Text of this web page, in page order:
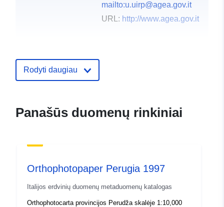
mailto:u.uirp@agea.gov.it
URL: http://www.agea.gov.it
Erdviniai
Koordinatės: [ [ 11.9126505,
43.6167561 ], [ 13.2641725,
43.6167561 ] ]
Rūšis:
Polygon
Rodyti daugiau
Panašūs duomenų rinkiniai
Orthophotopaper Perugia 1997
Italijos erdvinių duomenų metaduomenų katalogas
Orthophotocarta provincijos Perudža skalėje 1:10,000